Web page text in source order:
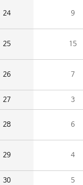
24 9
25 15
26 7
27 3
28 6
29 4
30 5